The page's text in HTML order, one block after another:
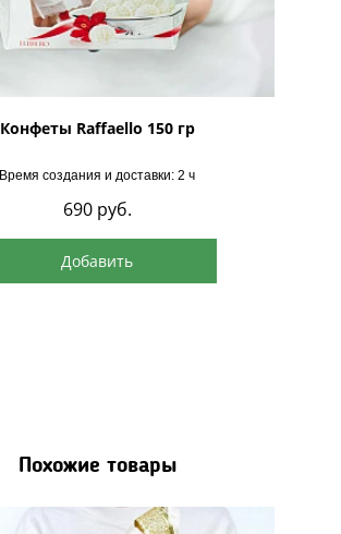
Конфеты Raffaello 150 гр
Время создания и доставки: 2 ч
690 руб.
Добавить
Похожие товары